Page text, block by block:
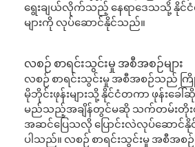
ရွေးချယ်လိုက်သည့် နေရာဒေသသို့ နိုင်ငံ
များကို လုပ်ဆောင်နိုင်သည်။
လစဉ် စာရင်းသွင်းမှု အစီအစဉ်များ
လစဉ် စာရင်းသွင်းမှု အစီအစဉ်သည် ကြိုး
မိုဘိုင်းဖုန်းများသို့ နိုင်ငံတကာ ဖုန်းခေါ်ဆို
မည်သည့်အချိန်တွင်မဆို သက်တမ်းတိုး
အဆင်ပြေသလို ပြောင်းလဲလုပ်ဆောင်
ပါသည်။ လစဉ် စာရင်းသွင်းမှု အစီအစ